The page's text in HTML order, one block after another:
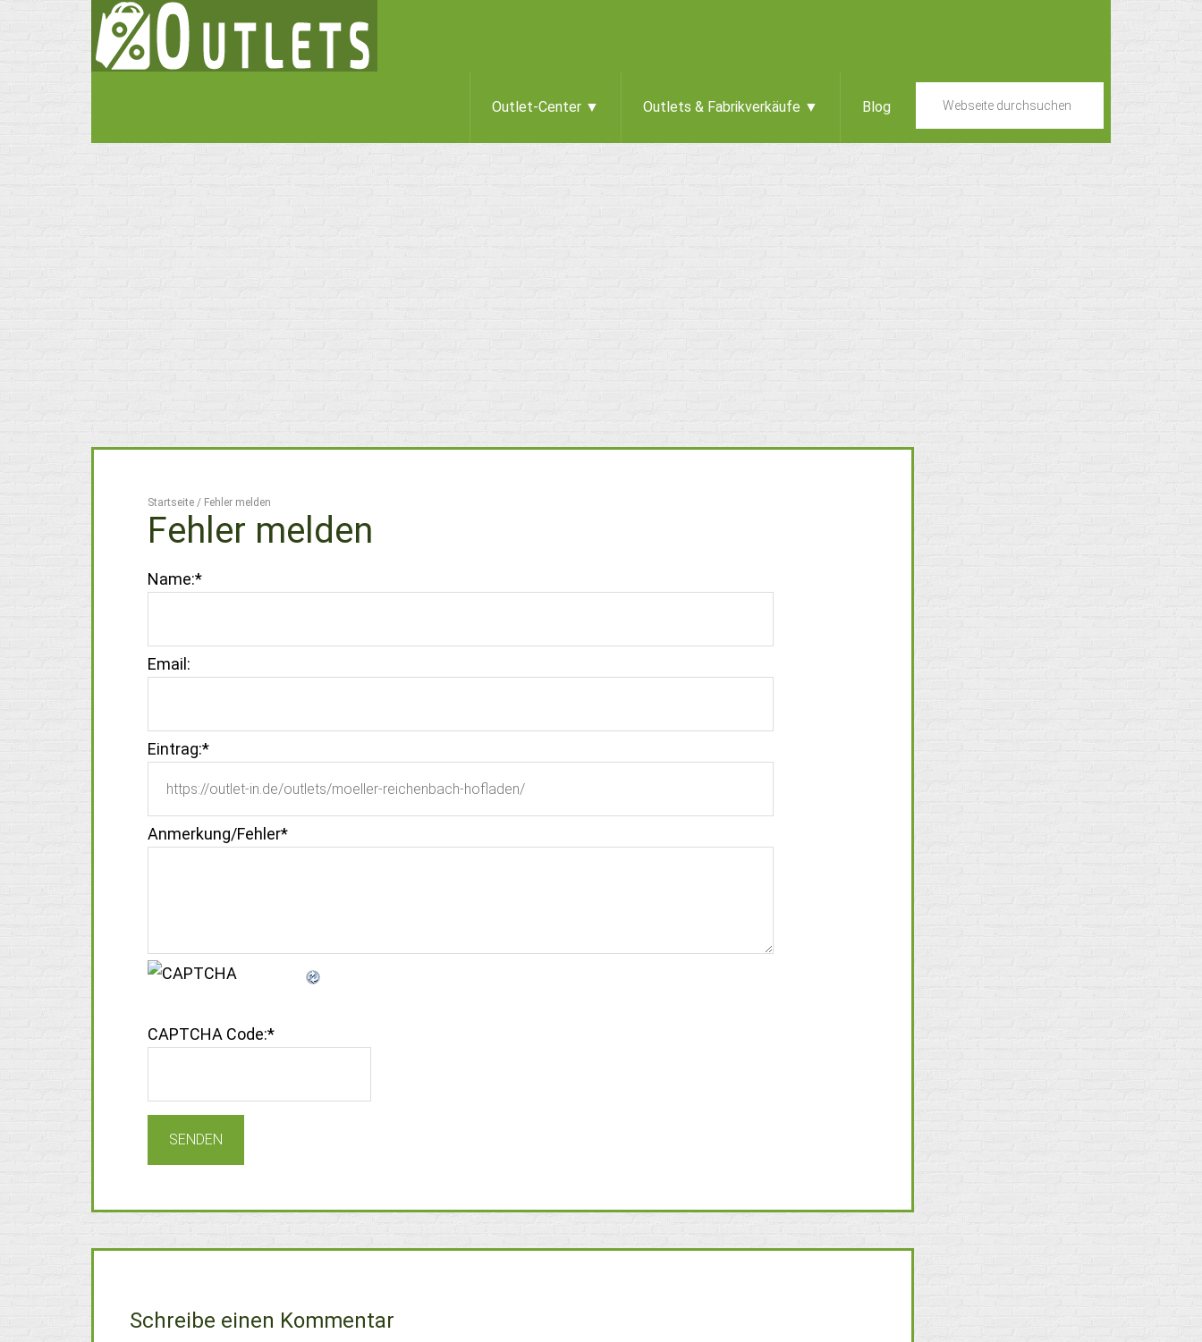
Outlet-Center ▼ Outlets & Fabrikverkäufe ▼ Blog
Startseite / Fehler melden
Fehler melden
Name:*
Email:
Eintrag:*
Anmerkung/Fehler*
CAPTCHA Code:*
Schreibe einen Kommentar